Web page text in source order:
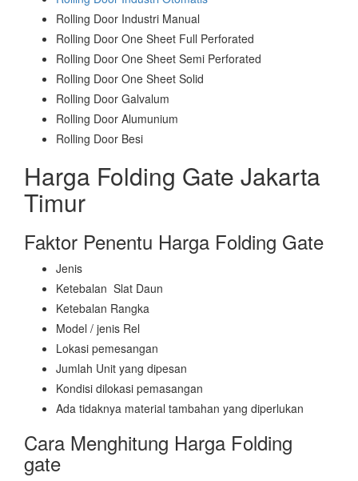
Rolling Door Industri Manual
Rolling Door One Sheet Full Perforated
Rolling Door One Sheet Semi Perforated
Rolling Door One Sheet Solid
Rolling Door Galvalum
Rolling Door Alumunium
Rolling Door Besi
Harga Folding Gate Jakarta
Timur
Faktor Penentu Harga Folding Gate
Jenis
Ketebalan Slat Daun
Ketebalan Rangka
Model / jenis Rel
Lokasi pemesangan
Jumlah Unit yang dipesan
Kondisi dilokasi pemasangan
Ada tidaknya material tambahan yang diperlukan
Cara Menghitung Harga Folding
gate